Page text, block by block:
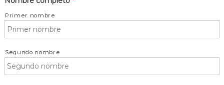
Primer nombre
Segundo nombre